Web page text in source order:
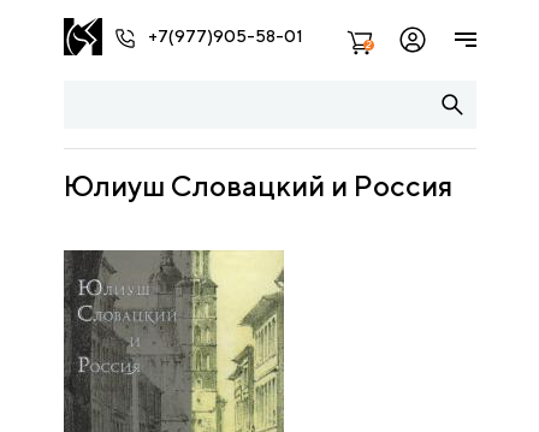
+7(977)905-58-01 2
Юлиуш Словацкий и Россия